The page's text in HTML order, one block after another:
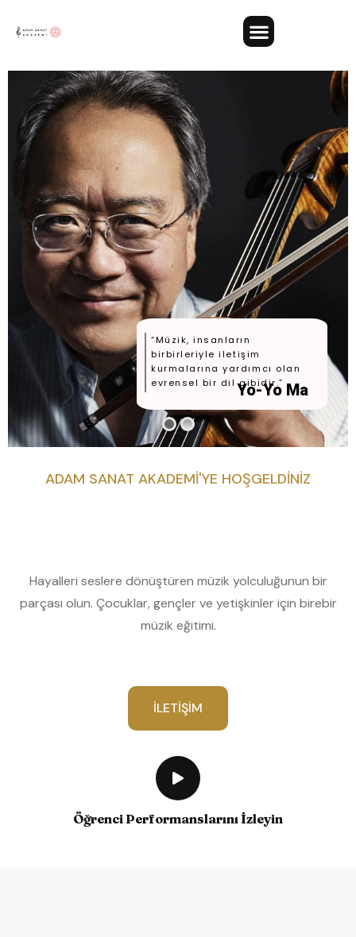
“Müzik, insanların
birbirleriyle iletişim
kurmalarına yardımcı olan
evrensel bir dil gibidir.”
Yo-Yo Ma
ADAM SANAT AKADEMI'YE HOŞGELDINIZ
Hayalleri seslere dönüştüren müzik yolculuğunun bir
parçası olun. Çocuklar, gençler ve yetişkinler için birebir
müzik eğitimi.
İLETIŞIM
Öğrenci Performanslarını İzleyin